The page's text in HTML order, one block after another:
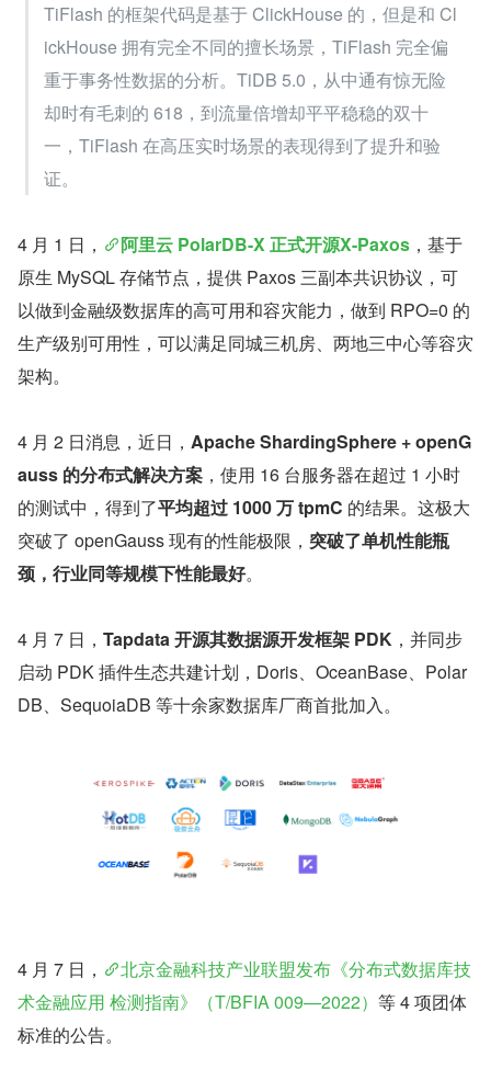
TiFlash 的框架代码是基于 ClickHouse 的，但是和 Cl
ickHouse 拥有完全不同的擅长场景，TiFlash 完全偏
重于事务性数据的分析。TiDB 5.0，从中通有惊无险
却时有毛刺的 618，到流量倍增却平平稳稳的双十
一，TiFlash 在高压实时场景的表现得到了提升和验
证。
4 月 1 日， 阿里云 PolarDB-X 正式开源X-Paxos ，基于
原生 MySQL 存储节点，提供 Paxos 三副本共识协议，可
以做到金融级数据库的高可用和容灾能力，做到 RPO=0 的
生产级别可用性，可以满足同城三机房、两地三中心等容灾
架构。
4 月 2 日消息，近日， Apache ShardingSphere + openG
auss 的分布式解决方案 ，使用 16 台服务器在超过 1 小时
的测试中，得到了平均超过 1000 万 tpmC 的结果。这极大
突破了 openGauss 现有的性能极限， 突破了单机性能瓶
颈，行业同等规模下性能最好。
4 月 7 日， Tapdata 开源其数据源开发框架 PDK ，并同步
启动 PDK 插件生态共建计划，Doris、OceanBase、Polar
DB、SequoiaDB 等十余家数据库厂商首批加入。
4 月 7 日，
北京金融科技产业联盟发布《分布式数据库技
术金融应用 检测指南》（T/BFIA 009—2022） 等 4 项团体
标准的公告。